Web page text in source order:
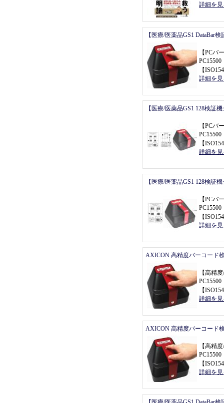
詳細を
【医療/医薬品GS1 DataBar
【PCバ
【
詳細を
【医療/医薬品GS1 128検証
【PCバ
【
詳細を
【医療/医薬品GS1 128検証
【PCバ
【
詳細を
AXICON 高精度バーコード
【高精
【
詳細を
AXICON 高精度バーコード
【高精
【
詳細を